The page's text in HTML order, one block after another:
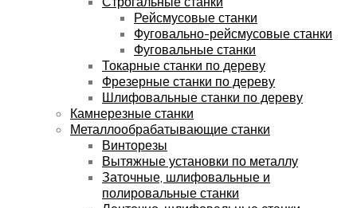
Рейсмусовые станки
Фуговально-рейсмусовые станки
Фуговальные станки
Токарные станки по дереву
Фрезерные станки по дереву
Шлифовальные станки по дереву
Камнерезные станки
Металлообрабатывающие станки
Винторезы
Вытяжные установки по металлу
Заточные, шлифовальные и
полировальные станки